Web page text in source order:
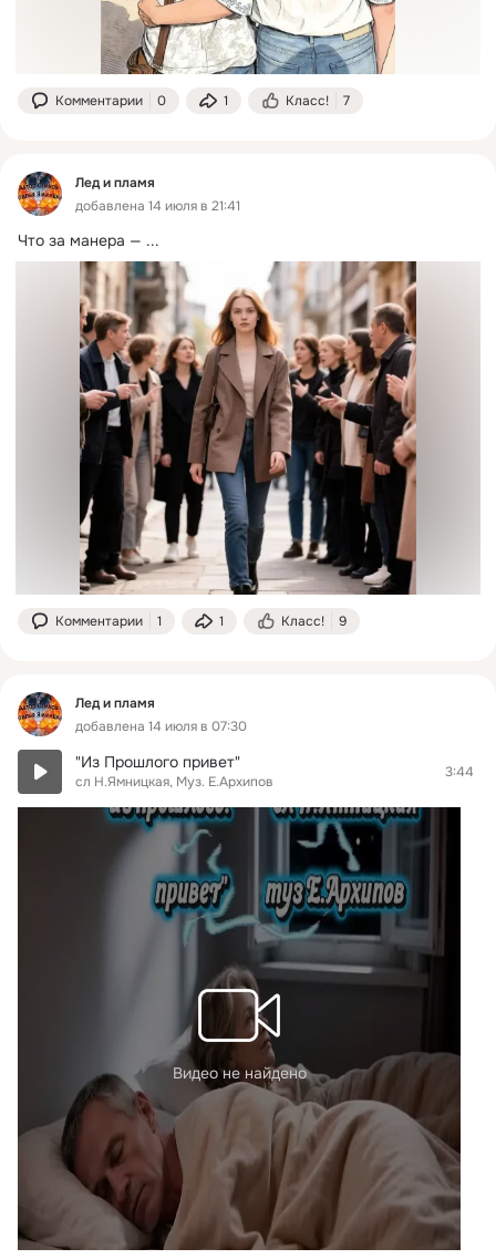
Комментарии 0 1 Класс! 7
Лед и пламя
добавлена 14 июля в 21:41
Что за манера — ...
Комментарии 1 1 Класс! 9
Лед и пламя
добавлена 14 июля в 07:30
"Из Прошлого привет"
сл Н.Ямницкая, Муз. Е.Архипов
3:44
Видео не найдено